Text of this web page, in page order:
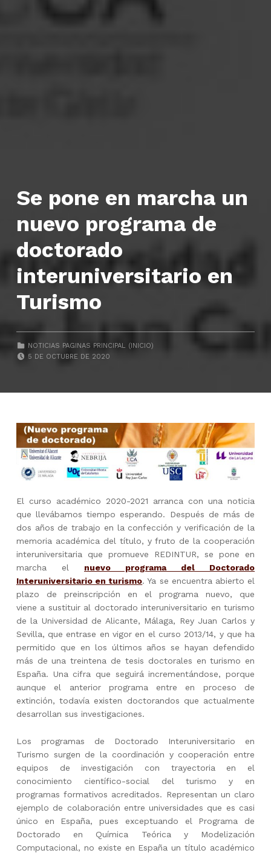
Se pone en marcha un
nuevo programa de
doctorado
interuniversitario en
Turismo
CATEGORIZED IN:
NOTICIAS PAGINAS PRINCIPAL (INICIO)
5 DE OCTUBRE DE 2020
El curso académico 2020-2021 arranca con una noticia
que llevábamos tiempo esperando. Después de más de
dos años de trabajo en la confección y verificación de la
memoria académica del título, y fruto de la cooperación
interuniversitaria que promueve REDINTUR, se pone en
marcha el nuevo programa del Doctorado
Interuniversitario en turismo. Ya se encuentra abierto el
plazo de preinscripción en el programa nuevo, que
viene a sustituir al doctorado interuniversitario en turismo
de la Universidad de Alicante, Málaga, Rey Juan Carlos y
Sevilla, que entrase en vigor en el curso 2013/14, y que ha
permitido que en los últimos años se hayan defendido
más de una treintena de tesis doctorales en turismo en
España. Una cifra que seguirá incrementándose, porque
aunque el anterior programa entre en proceso de
extinción, todavía existen doctorandos que actualmente
desarrollan sus investigaciones.
Los programas de Doctorado Interuniversitario en
Turismo surgen de la coordinación y cooperación entre
equipos de investigación con trayectoria en el
conocimiento científico-social del turismo y en
programas formativos acreditados. Representan un claro
ejemplo de colaboración entre universidades que es casi
único en España, pues exceptuando el Programa de
Doctorado en Química Teórica y Modelización
Computacional, no existe en España un título académico